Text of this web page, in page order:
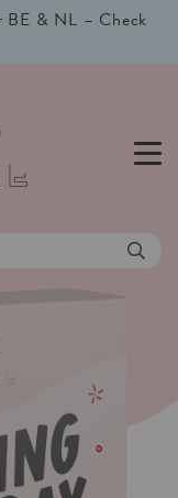
BE & NL – Check